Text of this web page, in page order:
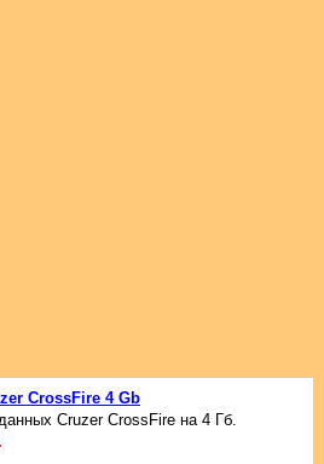
CrossFire 4 Gb
Cruzer CrossFire на 4 Гб.